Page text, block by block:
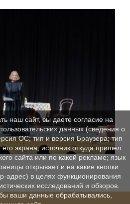
наш сайт, вы даете согласие на
данных (сведения о
ОС; тип и версия Браузера; тип
экрана; источник откуда пришел
сайта или по какой рекламе; язык
открывает и на какие кнопки
адрес) в целях функционирования
исследований и обзоров.
ваши данные обрабатывались,